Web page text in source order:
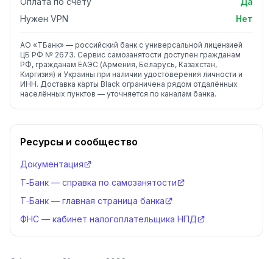
Нужен VPN
Нет
АО «ТБанк» — российский банк с универсальной лицензией
ЦБ РФ № 2673. Сервис самозанятости доступен гражданам
РФ, гражданам ЕАЭС (Армения, Беларусь, Казахстан,
Киргизия) и Украины при наличии удостоверения личности и
ИНН. Доставка карты Black ограничена рядом отдалённых
населённых пунктов — уточняется по каналам банка.
Ресурсы и сообщество
Документация
Т‑Банк — справка по самозанятости
Т‑Банк — главная страница банка
ФНС — кабинет налогоплательщика НПД